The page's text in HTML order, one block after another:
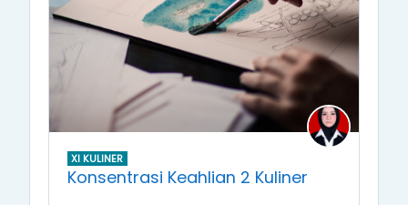
XI KULINER
Konsentrasi Keahlian 2 Kuliner